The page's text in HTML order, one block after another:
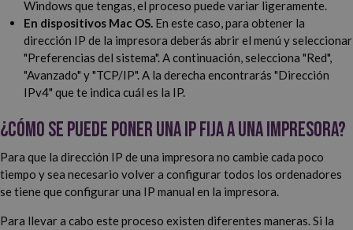
Windows que tengas, el proceso puede variar ligeramente.
En dispositivos Mac OS. En este caso, para obtener la
dirección IP de la impresora deberás abrir el menú y seleccionar
"Preferencias del sistema". A continuación, selecciona "Red",
"Avanzado" y "TCP/IP". A la derecha encontrarás "Dirección
IPv4" que te indica cuál es la IP.
¿Cómo se puede poner una IP fija a una impresora?
Para que la dirección IP de una impresora no cambie cada poco
tiempo y sea necesario volver a configurar todos los ordenadores
se tiene que configurar una IP manual en la impresora.
Para llevar a cabo este proceso existen diferentes maneras. Si la